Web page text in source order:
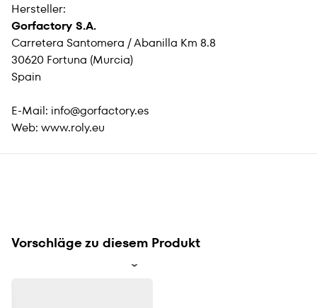
Hersteller:
Gorfactory S.A.
Carretera Santomera / Abanilla Km 8.8
30620 Fortuna (Murcia)
Spain
E-Mail: info@gorfactory.es
Web: www.roly.eu
Vorschläge zu diesem Produkt